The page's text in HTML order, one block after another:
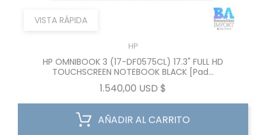
VISTA RÁPIDA
HP
HP OMNIBOOK 3 (17-DF0575CL) 17.3" FULL HD
TOUCHSCREEN NOTEBOOK BLACK [Pad...
1.540,00 USD $
AÑADIR AL CARRITO